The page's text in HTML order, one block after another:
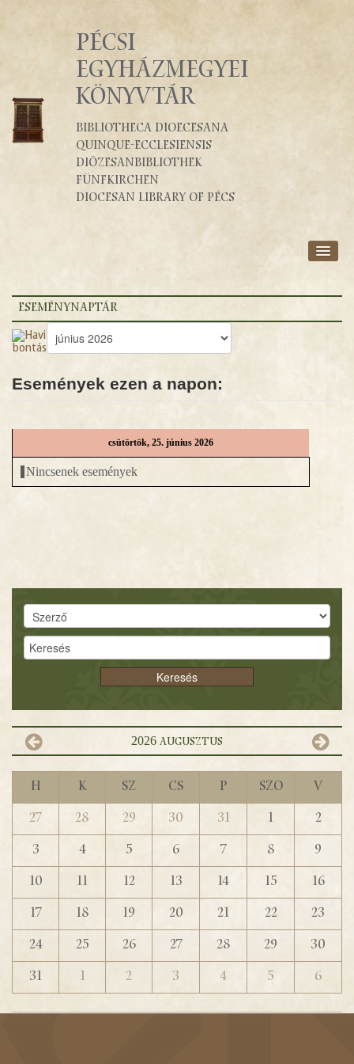
PÉCSI
EGYHÁZMEGYEI
KÖNYVTÁR
Bibliotheca Dioecesana
Quinque-Ecclesiensis
Diözesanbibliothek
Fünfkirchen
Diocesan Library of Pécs
KATALÓGUSOK
BLOG
HÍREK
EGYHÁZMEGYE
ESEMÉNYNAPTÁR
Események ezen a napon:
csütörtök, 25. június 2026
Nincsenek események
Keresés
2026 augusztus
H K Sz Cs P Szo
V
27
28 29 30 31 1
2
3
4 5 6 7 8
9
10
11 12 13 14 15
16
17
18 19 20 21 22
23
24
25 26 27 28 29
30
31
1 2 3 4 5 6